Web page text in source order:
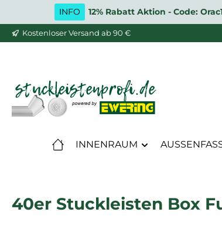
Hauptinhalt springen
Zur Suche springen
Zur Hauptnavigation springen
INFO 12% Rabatt Aktion - Code:
Kostenloser Versand ab 90 €
INNENRAUM
40er Stuckleisten Box